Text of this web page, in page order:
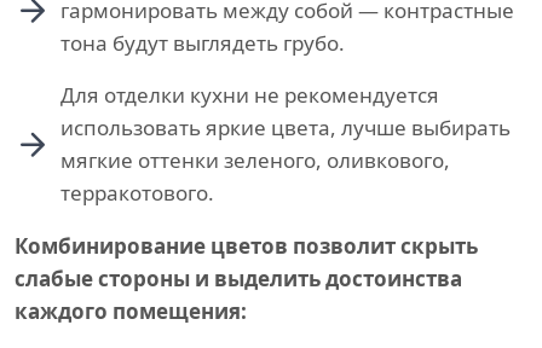
гармонировать между собой — контрастные
тона будут выглядеть грубо.
Для отделки кухни не рекомендуется
использовать яркие цвета, лучше выбирать
мягкие оттенки зеленого, оливкового,
терракотового.
Комбинирование цветов позволит скрыть
слабые стороны и выделить достоинства
каждого помещения: